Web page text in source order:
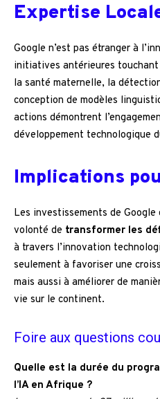
Expertise
Google n’est pas étranger à
initiatives antérieures
la santé maternelle, la
conception de modèles
actions démontrent
développement technologique
Implications
Les investissements de Google
volonté de transformer les
à travers l’innovation
seulement à favoriser une
mais aussi à améliorer de
vie sur le continent.
Foire aux questions
Quelle est la durée du
l’IA en Afrique ?